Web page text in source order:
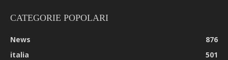
CATEGORIE POPOLARI
News
876
italia
501